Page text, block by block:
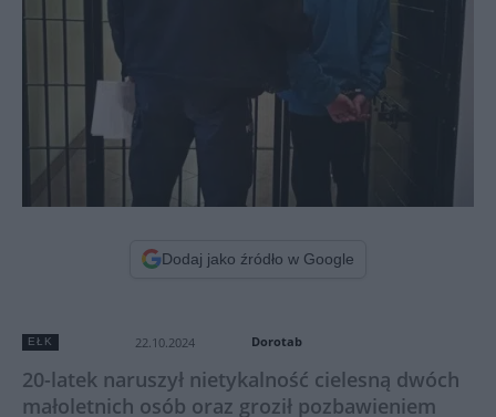
Dodaj jako źródło w Google
EŁK 22.10.2024 Dorotab
20-latek naruszył nietykalność cielesną dwóch
małoletnich osób oraz groził pozbawieniem